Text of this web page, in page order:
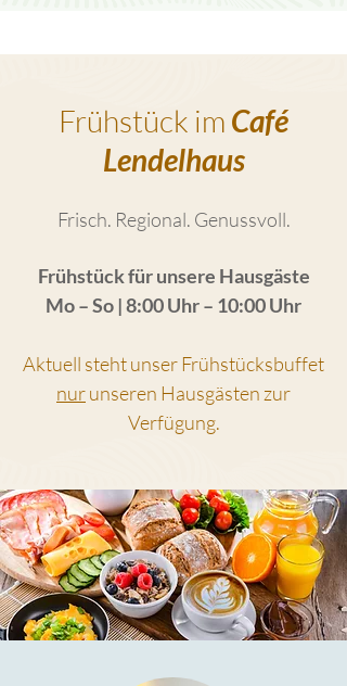
Frühstück im Café
Lendelhaus
Frisch. Regional. Genussvoll.
Frühstück für unsere Hausgäste
Mo – So | 8:00 Uhr – 10:00 Uhr
Aktuell steht unser Frühstücksbuffet
nurunseren Hausgästen zur
Verfügung.